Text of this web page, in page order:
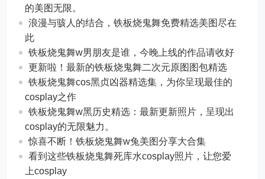
的美图无限。
浪漫与骇人的结合，铁板烧鬼舞免费精选美图尽在
此
铁板烧鬼舞w男朋友是谁，今晚上线的作品请收好
更新啦！最新的铁板烧鬼舞二次元原图图包精选
铁板烧鬼舞cos黑贞凶器精选集，为你呈现最佳的
cosplay之作
铁板烧鬼舞w黑历史精选：最新更新照片，呈现出
cosplay的无限魅力。
惊喜不断！铁板烧鬼舞w兔美图分享大合集
看到这些铁板烧鬼舞死库水cosplay照片，让您爱
上cosplay